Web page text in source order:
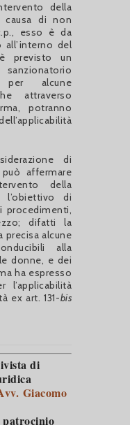
della
causa di non
esso è da
all’interno del
previsto un
per alcune
attraverso
potranno
di
affermare
della
l’obiettivo di
procedimenti,
difatti la
precisa alcune
alla
donne, e dei
ha espresso
l’applicabilità
ex art. 131-bis
di
Giacomo
patrocinio